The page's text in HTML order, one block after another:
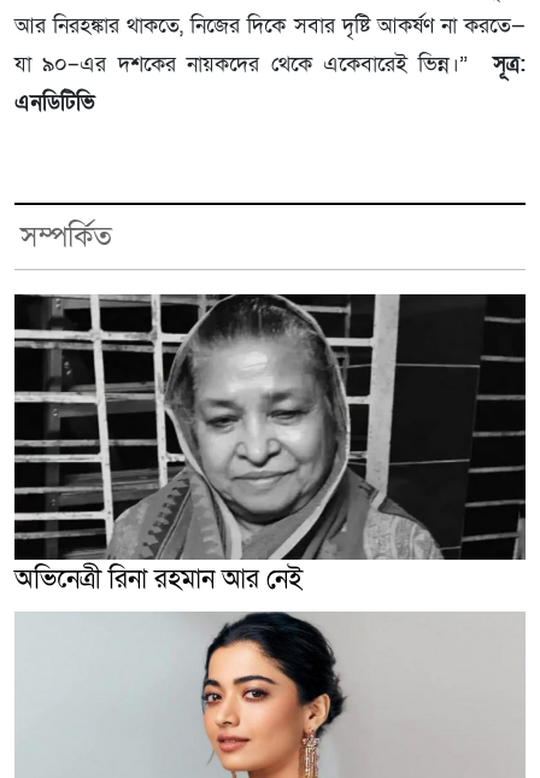
আর নিরহঙ্কার থাকতে, নিজের দিকে সবার দৃষ্টি আকর্ষণ না করতে—
যা ৯০–এর দশকের নায়কদের থেকে একেবারেই ভিন্ন।”
সূত্র:
এনডিটিভি
সম্পর্কিত
অভিনেত্রী রিনা রহমান আর নেই